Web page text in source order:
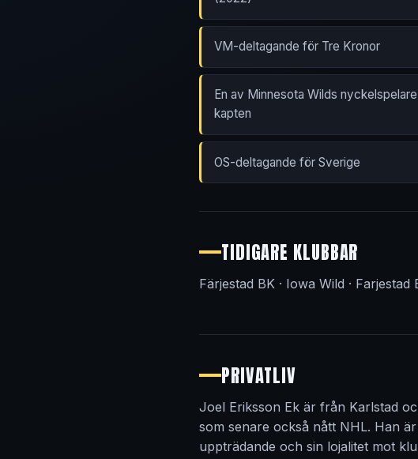
VM-deltagande för Tre Kronor
En av Minnesota Wilds
kapten
OS-deltagande för Sverige
TIDIGARE KLUBBAR
Färjestad BK · Iowa Wild · Farjestad
PRIVATLIV
Joel Eriksson Ek är från Karlstad
som senare också nått NHL. Han
uppträdande och sin lojalitet mot